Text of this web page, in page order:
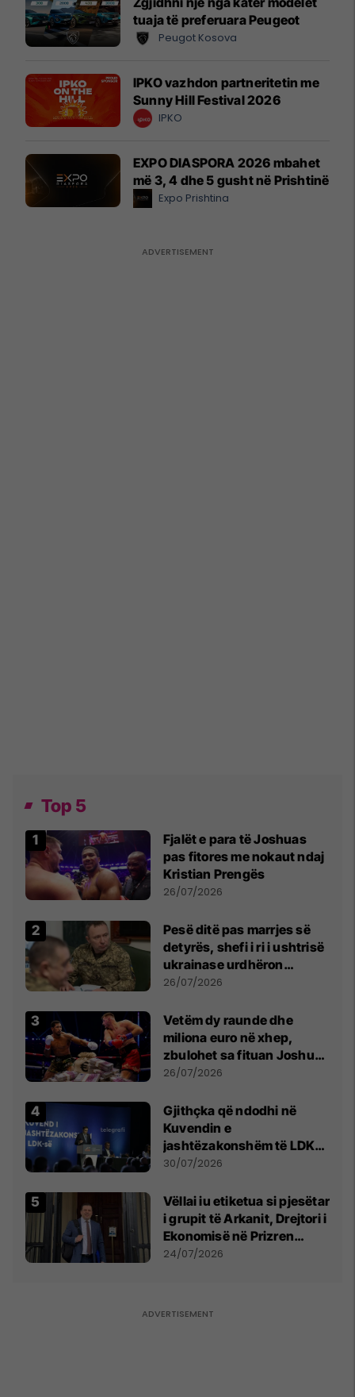
tuaja të preferuara Peugeot
Peugot Kosova
IPKO vazhdon partneritetin me
Sunny Hill Festival 2026
IPKO
EXPO DIASPORA 2026 mbahet
më 3, 4 dhe 5 gusht në Prishtinë
Expo Prishtina
Top 5
Fjalët e para të Joshuas
pas fitores me nokaut ndaj
Kristian Prengës
26/07/2026
Pesë ditë pas marrjes së
detyrës, shefi i ri i ushtrisë
ukrainase urdhëron
kontroll të madh
26/07/2026
Vetëm dy raunde dhe
miliona euro në xhep,
zbulohet sa fituan Joshua
e Prenga
26/07/2026
Gjithçka që ndodhi në
Kuvendin e
jashtëzakonshëm të LDK-
së
30/07/2026
Vëllai iu etiketua si pjesëtar
i grupit të Arkanit, Drejtori i
Ekonomisë në Prizren
mohon pretendimet
24/07/2026